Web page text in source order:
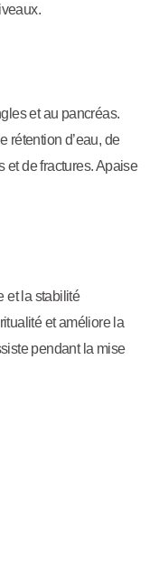
et au pancréas.
rétention d’eau, de
et de fractures. Apaise
et la stabilité
et améliore la
pendant la mise